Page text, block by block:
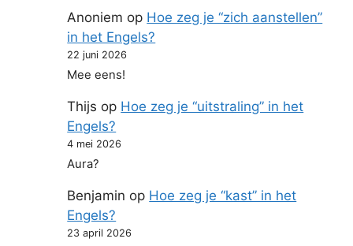
Anoniem op Hoe zeg je “zich aanstellen”
in het Engels?
22 juni 2026
Mee eens!
Thijs op Hoe zeg je “uitstraling” in het
Engels?
4 mei 2026
Aura?
Benjamin op Hoe zeg je “kast” in het
Engels?
23 april 2026